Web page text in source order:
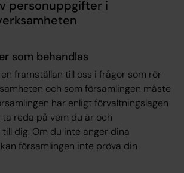
personuppgifter i
som behandlas
framställan till oss i frågor som rör
och som församlingen måste
har enligt förvaltningslagen
reda på vem du är och
dig. Om du inte anger dina
församlingen inte pröva din